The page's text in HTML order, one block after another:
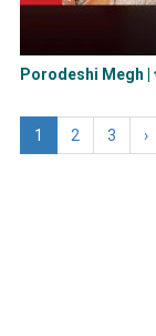
Porodeshi Megh |
1 2 3 ›